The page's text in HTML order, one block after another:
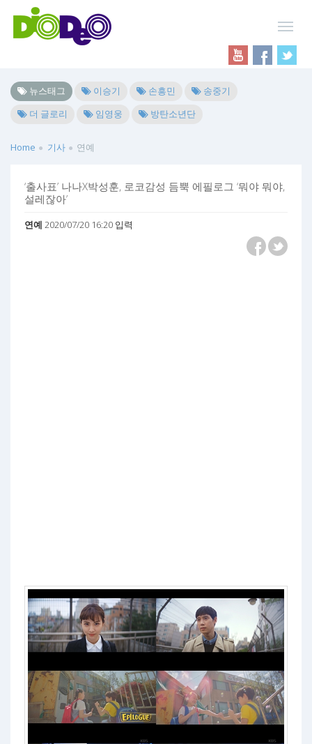
뉴스태그 이승기 손흥민
송중기
더 글로리
임영웅 방탄소년단
Home 기사 연예
‘출사표’ 나나X박성훈, 로코감성 듬뿍 에필로그 ‘뭐야 뭐야,
설레잖아’
연예 2020/07/20 16:20 입력